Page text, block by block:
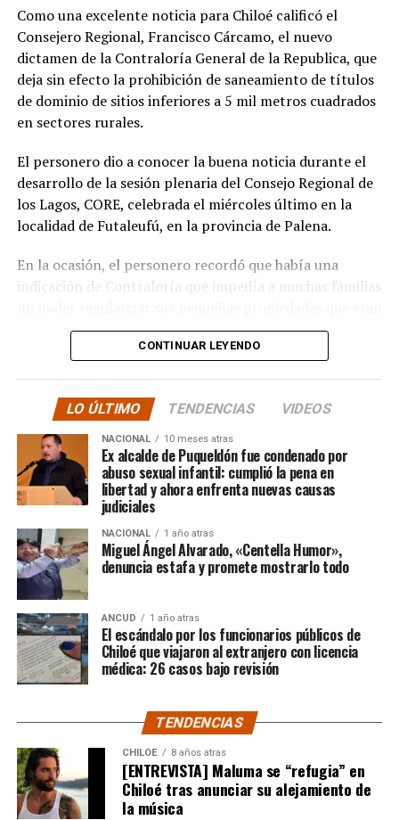
comunidad:«En paralelo, he estado acompañando a
la comunidad en lo que fue su presentación al
concejo municipal, donde ya evaluamos aportar a
este sueño con la futura compra de un terreno que
permita el crecimiento de la escuela y así poder
albergar la enseñanza media que todos anhelamos.»
«Es un orgullo aportar al sueño educativo de esta
comunidad. Desde su equipo profesional han hecho
invaluables aportes a nuestra identidad. Son un
grupo fantástico, con grandes liderazgos que hoy son
nuestro país,»concluyó.
expansión de la educación en la península de Rilán,
atendiendo a las necesidades y aspiraciones de la
Como una excelente noticia para Chiloé calificó el
Consejero Regional, Francisco Cárcamo, el nuevo
dictamen de la Contraloría General de la Republica, que
deja sin efecto la prohibición de saneamiento de títulos
de dominio de sitios inferiores a 5 mil metros cuadrados
en sectores rurales.
El personero dio a conocer la buena noticia durante el
desarrollo de la sesión plenaria del Consejo Regional de
los Lagos, CORE, celebrada el miércoles último en la
localidad de Futaleufú, en la provincia de Palena.
En la ocasión, el personero recordó que había una
indicación de Contraloría que impedía a muchas familias
inferiores a 5 mil metros cuadrados, pero fue el mismo
organismo contralor que dispuso de otro dictamen la
anterior.
“En su minuto, lamentablemente hubo un dictamen
de Contraloría que prohibía los saneamientos de
sitios, sobre la Ley 2.695, y eso lo consideramos una
medida injusta por un caso particular que ocurrió en
Santiago y que estaba afectando a la gente de
nuestra provincia. Afortunadamente un nuevo
dictamen de Contraloría General de la República
deja sin efecto esa resolución y va a permitir
nuevamente que todas las carpetas de saneamiento
de títulos de dominios sobre la propiedad particular,
vuelvan a seguir su tramitación y puedan obtener su
título de dominio”,expresó el Consejero Cárcamo.
Recordó que, en un caso puntual, un vecino de la
comuna de Castro, que tenía un expediente que cumplía
con todos los antecedentes técnicos, administrativos y
jurídicos, solo le faltaba la inscripción en el Conservador
de Bienes Raíces, pero su tramitación fue rechazada.
CONTINUAR LEYENDO
LO ÚLTIMO TENDENCIAS VIDEOS
NACIONAL 10 meses atras
Ex alcalde de Puqueldón fue condenado por
abuso sexual infantil: cumplió la pena en
libertad y ahora enfrenta nuevas causas
judiciales
NACIONAL 1 año atras
Miguel Ángel Alvarado, «Centella Humor»,
denuncia estafa y promete mostrarlo todo
ANCUD 1 año atras
El escándalo por los funcionarios públicos de
Chiloé que viajaron al extranjero con licencia
médica: 26 casos bajo revisión
TENDENCIAS
CHILOE 8 años atras
[ENTREVISTA] Maluma se “refugia” en
Chiloé tras anunciar su alejamiento de
la música